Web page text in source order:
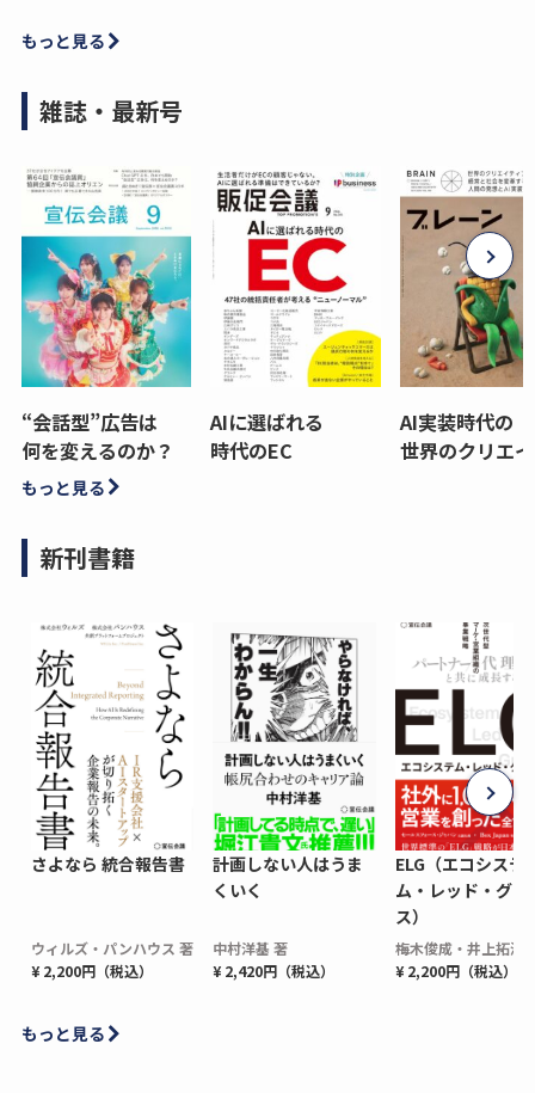
もっと見る
雑誌・最新号
“会話型”広告は
何を変えるのか？
AIに選ばれる
時代のEC
AI実装時代の
世界のクリエ
もっと見る
新刊書籍
さよなら 統合報告書
ウィルズ・パンハウス 著
¥ 2,200円（税込）
計画しない人はうま
くいく
中村洋基 著
¥ 2,420円（税込）
ELG（エコシステ
ム・レッド・グロ
ス）
梅木俊成・井上拓海
¥ 2,200円（税込）
もっと見る